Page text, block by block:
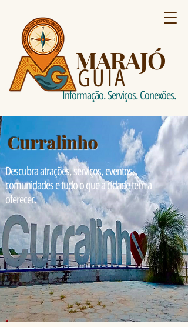
MARAJÓ
GUIA
Informação. Serviços. Conexões.
Curralinho
Descubra atrações, serviços, eventos,
comunidades e tudo o que a cidade tem a
oferecer.